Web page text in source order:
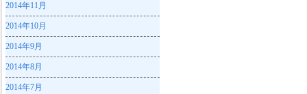
2014年11月
2014年10月
2014年9月
2014年8月
2014年7月